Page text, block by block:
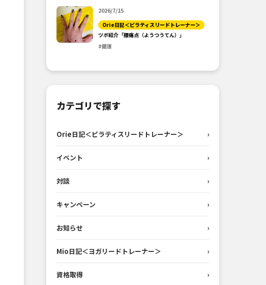
2026/7/15
Orie日記＜ピラティスリードトレーナー＞
ツボ紹介「腰痛点（ようつうてん）」
#健康
カテゴリで探す
Orie日記＜ピラティスリードトレーナー＞ ›
イベント ›
対談 ›
キャンペーン ›
お知らせ ›
Mio日記＜ヨガリードトレーナー＞ ›
資格取得 ›